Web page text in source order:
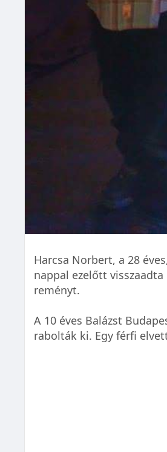
Harcsa Norbert, a 28
nappal ezelőtt
reményt.
A 10 éves Balázst
rabolták ki. Egy férfi